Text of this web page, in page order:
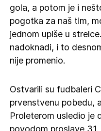
gola, a potom je i
pogotka za naš tim,
jednom upiše u
nadoknadi, i to
nije promenio.
Ostvarili su fudbaleri
prvenstvenu pobedu,
Proleterom usledio je
povodom proslave